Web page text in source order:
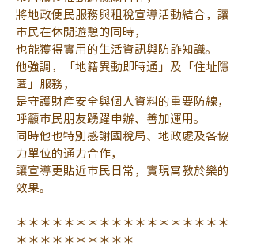
將地政便民服務與租稅宣導活動結合，讓
市民在休閒遊憩的同時，
也能獲得實用的生活資訊與防詐知識。
他強調，「地籍異動即時通」及「住址隱
匿」服務，
是守護財產安全與個人資料的重要防線，
呼籲市民朋友踴躍申辦、善加運用。
同時他也特別感謝國稅局、地政處及各協
力單位的通力合作，
讓宣導更貼近市民日常，實現寓教於樂的
效果。
＊＊＊＊＊＊＊＊＊＊＊＊＊＊＊＊＊＊
＊＊＊＊＊＊＊＊＊＊